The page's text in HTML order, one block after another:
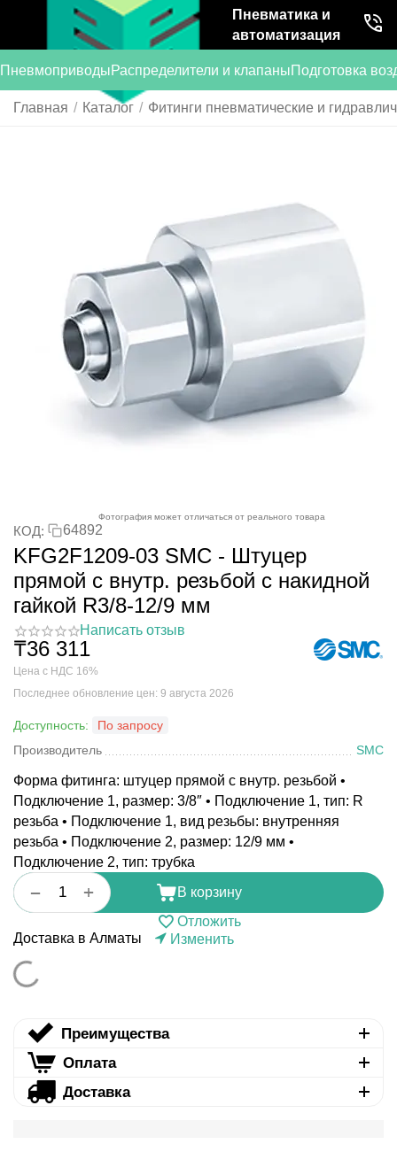
Пневматика и
автоматизация
ПневмоприводыРаспределители и клапаныПодготовка
Главная / Каталог / Фитинги пневматические и
Фотография может отличаться от реального товара
КОД: 64892
KFG2F1209-03 SMC - Штуцер
прямой с внутр. резьбой с накидной
гайкой R3/8-12/9 мм
Написать отзыв
₸36 311
Цена с НДС 16%
Последнее обновление цен: 9 августа 2026
Доступность:
По запросу
Производитель
SMC
Форма фитинга: штуцер прямой с внутр. резьбой •
Подключение 1, размер: 3/8″ • Подключение 1, тип: R
резьба • Подключение 1, вид резьбы: внутренняя
резьба • Подключение 2, размер: 12/9 мм •
Подключение 2, тип: трубка
+
−
В корзину
Отложить
Доставка в Алматы
Изменить
Преимущества
Оплата
Доставка